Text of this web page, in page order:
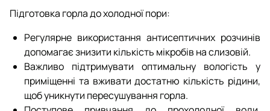
Підготовка горла до холодної пори:
Регулярне використання антисептичних розчинів
допомагає знизити кількість мікробів на слизовій.
Важливо підтримувати оптимальну вологість у
приміщенні та вживати достатню кількість рідини,
щоб уникнути пересушування горла.